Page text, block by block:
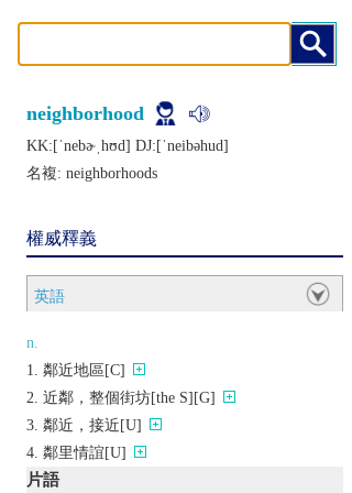
neighborhood
KK:[ˈnеbɚˌhʊd] DJ:[ˈnеibǝhud]
名複: neighborhoods
權威釋義
英語
n.
鄰近地區[C]
近鄰，整個街坊[the S][G]
鄰近，接近[U]
鄰里情誼[U]
片語